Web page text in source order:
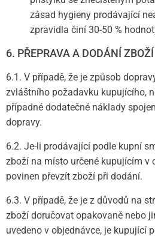
zásad hygieny prodávající
zpravidla činí 30-50 %
6. PŘEPRAVA A DODÁNÍ ZBOŽÍ
6.1. V případě, že je způsob
zvláštního požadavku kupujícího,
případné dodatečné náklady
dopravy.
6.2. Je-li prodávající podle kupní
zboží na místo určené kupujícím v
povinen převzít zboží při dodání.
6.3. V případě, že je z důvodů na
zboží doručovat opakovaně nebo
uvedeno v objednávce, je kupující